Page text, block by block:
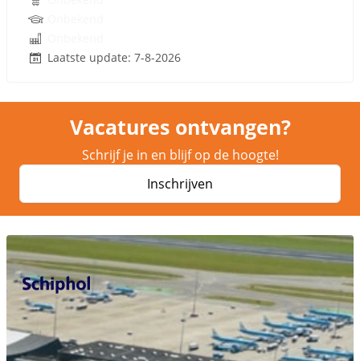
Laatste update: 7-8-2026
Vacatures ontvangen?
Schrijf je in en blijf op de hoogte!
Inschrijven